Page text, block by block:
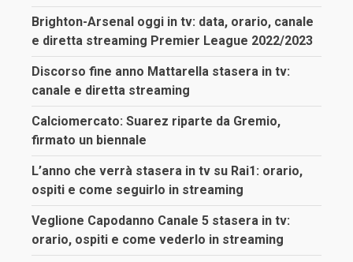
Brighton-Arsenal oggi in tv: data, orario, canale
e diretta streaming Premier League 2022/2023
Discorso fine anno Mattarella stasera in tv:
canale e diretta streaming
Calciomercato: Suarez riparte da Gremio,
firmato un biennale
L’anno che verrà stasera in tv su Rai1: orario,
ospiti e come seguirlo in streaming
Veglione Capodanno Canale 5 stasera in tv:
orario, ospiti e come vederlo in streaming